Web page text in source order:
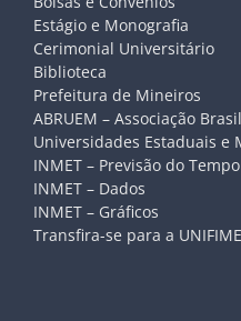
Estágio e Monografia
Cerimonial Universitário
Biblioteca
Prefeitura de Mineiros
ABRUEM – Associação
Universidades Estaduais e
INMET – Previsão do Tempo
INMET – Dados
INMET – Gráficos
Transfira-se para a